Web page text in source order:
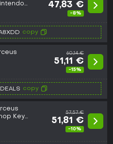
47,83 €
-8%
copy
60,14 €
51,11 €
-15%
copy
Key
57,57 €
51,81 €
-10%